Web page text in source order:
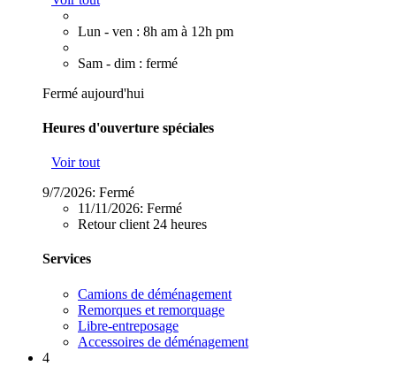
Lun - ven : 8h am à 12h pm
Sam - dim : fermé
Fermé aujourd'hui
Heures d'ouverture spéciales
Voir tout
9/7/2026: Fermé
11/11/2026: Fermé
Retour client 24 heures
Services
Camions de déménagement
Remorques et remorquage
Libre-entreposage
Accessoires de déménagement
4